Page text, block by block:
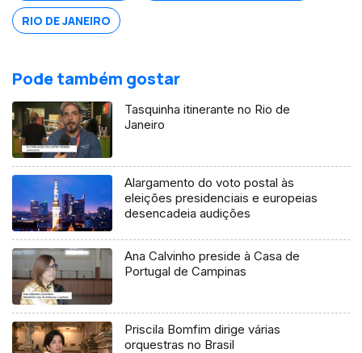
RIO DE JANEIRO
Pode também gostar
Tasquinha itinerante no Rio de
Janeiro
Alargamento do voto postal às
eleições presidenciais e europeias
desencadeia audições
Ana Calvinho preside à Casa de
Portugal de Campinas
Priscila Bomfim dirige várias
orquestras no Brasil